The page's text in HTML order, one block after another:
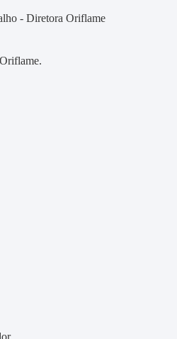
- Diretora Oriflame